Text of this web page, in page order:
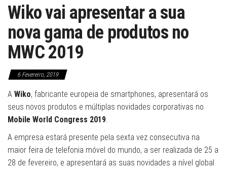
Wiko vai apresentar a sua
nova gama de produtos no
MWC 2019
6 Fevereiro, 2019
A Wiko, fabricante europeia de smartphones, apresentará os
seus novos produtos e múltiplas novidades corporativas no
Mobile World Congress 2019.
A empresa estará presente pela sexta vez consecutiva na
maior feira de telefonia móvel do mundo, a ser realizada de 25 a
28 de fevereiro, e apresentará as suas novidades a nível global